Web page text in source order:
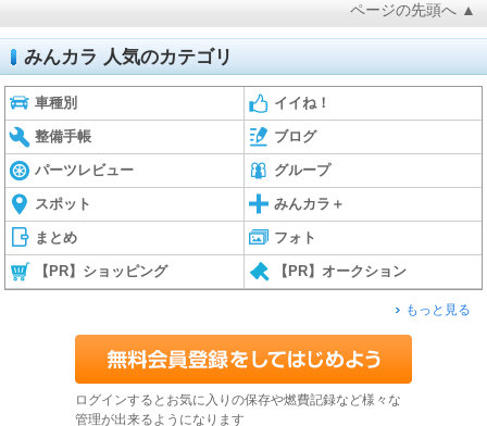
ページの先頭へ ▲
みんカラ 人気のカテゴリ
車種別 イイね！
整備手帳 ブログ
パーツレビュー グループ
スポット みんカラ＋
まとめ フォト
【PR】ショッピング 【PR】オークション
もっと見る
ログインするとお気に入りの保存や燃費記録など様々な
管理が出来るようになります